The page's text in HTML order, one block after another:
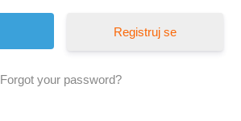
Registruj se
Forgot your password?